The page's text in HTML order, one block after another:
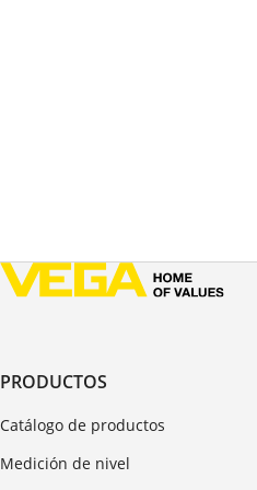
PRODUCTOS
Catálogo de productos
Medición de nivel